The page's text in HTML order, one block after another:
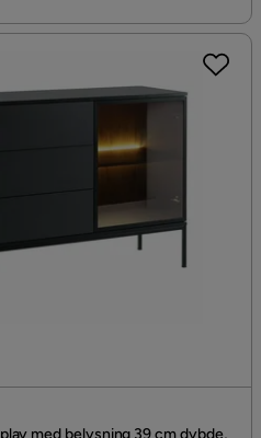
med belysning 39 cm dybde,